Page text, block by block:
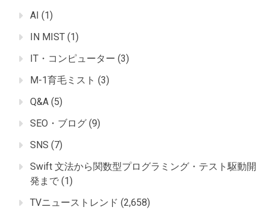
AI (1)
IN MIST (1)
IT・コンピューター (3)
M-1育毛ミスト (3)
Q&A (5)
SEO・ブログ (9)
SNS (7)
Swift 文法から関数型プログラミング・テスト駆動開
発まで (1)
TVニューストレンド (2,658)